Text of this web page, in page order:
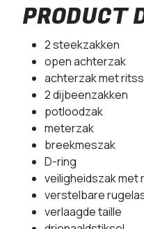
PRODUCT
2 steekzakken
open achterzak
achterzak met
2 dijbeenzakken
potloodzak
meterzak
breekmeszak
D-ring
veiligheidszak met
verstelbare
verlaagde taille